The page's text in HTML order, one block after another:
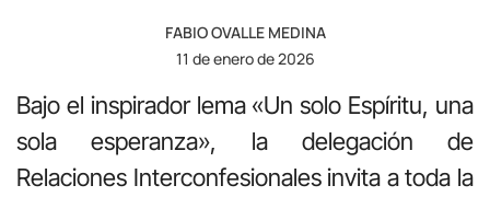
FABIO OVALLE MEDINA
11 de enero de 2026
Bajo el inspirador lema «Un solo Espíritu, una
sola esperanza», la delegación de
Relaciones Interconfesionales invita a toda la